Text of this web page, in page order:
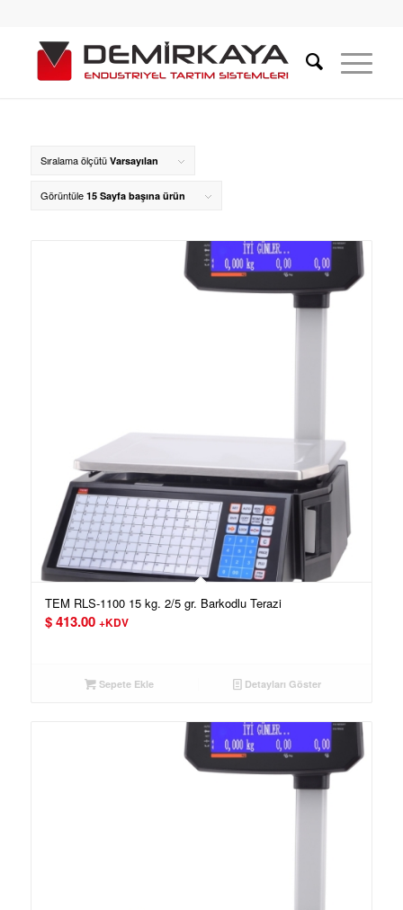
Sıralama ölçütü Varsayılan
Görüntüle 15 Sayfa başına ürün
TEM RLS-1100 15 kg. 2/5 gr. Barkodlu Terazi
$413.00 +KDV
Sepete Ekle Detayları Göster